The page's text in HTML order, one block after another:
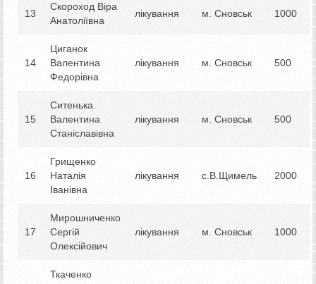
13
Скороход Віра
Анатоліївна
лікування м. Сновськ 1000
14
Циганок
Валентина
Федорівна
лікування м. Сновськ 500
15
Ситенька
Валентина
Станіславівна
лікування м. Сновськ 500
16
Грищенко
Наталія
Іванівна
лікування с.В.Щимель 2000
17
Мирошниченко
Сергій
Олексійович
лікування м. Сновськ 1000
Ткаченко